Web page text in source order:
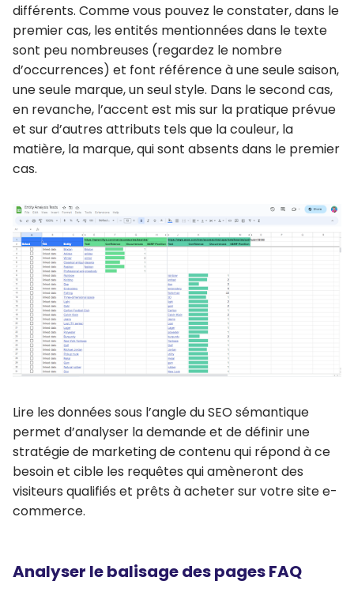
différents. Comme vous pouvez le constater, dans le
premier cas, les entités mentionnées dans le texte
sont peu nombreuses (regardez le nombre
d’occurrences) et font référence à une seule saison,
une seule marque, un seul style. Dans le second cas,
en revanche, l’accent est mis sur la pratique prévue
et sur d’autres attributs tels que la couleur, la
matière, la marque, qui sont absents dans le premier
cas.
Lire les données sous l’angle du SEO sémantique
permet d’analyser la demande et de définir une
stratégie de marketing de contenu qui répond à ce
besoin et cible les requêtes qui amèneront des
visiteurs qualifiés et prêts à acheter sur votre site e-
commerce.
Analyser le balisage des pages FAQ